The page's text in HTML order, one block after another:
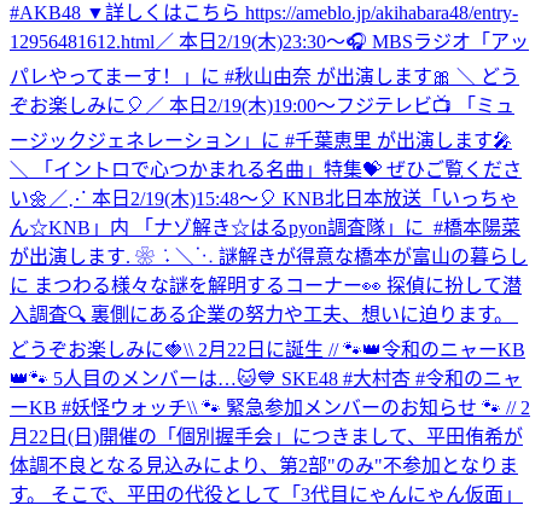
#AKB48 ▼詳しくはこちら https://ameblo.jp/akihabara48/entry-
12956481612.html ／ 本日2/19(木)23:30～🎧 MBSラジオ「アッ
パレやってまーす！」に #秋山由奈 が出演します🎀 ＼ どう
ぞお楽しみに🎈 ／ 本日2/19(木)19:00～フジテレビ📺 「ミュ
ージックジェネレーション」に #千葉恵里 が出演します🎤
＼ 「イントロで心つかまれる名曲」特集💝 ぜひご覧くださ
い🌼 ‎／⋰ ‎本日2/19(木)15:48～🎈 ‎KNB北日本放送「いっちゃ
ん☆KNB」内 ‎「ナゾ解き☆はるpyon調査隊」に ‎ ⁦‪#橋本陽菜‬⁩
が出演します. ❀ ݁ ˖ ‎＼⋱ ‎謎解きが得意な橋本が富山の暮らし
に ‎まつわる様々な謎を解明するコーナー👀 ‎探偵に扮して潜
入調査🔍 ‎裏側にある企業の努力や工夫、想いに迫ります。 ‎
どうぞお楽しみに🍓\\ 2月22日に誕生 // 🐾👑令和のニャーKB
👑🐾 5人目のメンバーは…🐱💙 SKE48 #大村杏 #令和のニャ
ーKB #妖怪ウォッチ\\ 🐾 緊急参加メンバーのお知らせ 🐾 // 2
月22日(日)開催の「個別握手会」につきまして、平田侑希が
体調不良となる見込みにより、第2部"のみ"不参加となりま
す。 そこで、平田の代役として「3代目にゃんにゃん仮面」